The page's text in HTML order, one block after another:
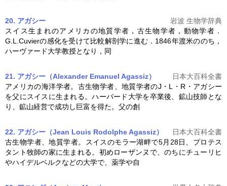
20. アガシー
岩波 生物学辞典
スイス生まれのアメリカの地質学者， 古生物学者，動物学者．
G.L.Cuvierの感化を受けて比較解剖学に進む．1846年渡米ののち，
ハーヴァード大学教授となり，同
21. アガシー（Alexander Emanuel Agassiz）
日本大百科全書
アメリカの海洋学者。 古生物学者、地質学者のJ・L・R・アガシー
を父にスイスに生まれる。ハーバード大学を卒業後、鉱山技師とな
り、鉱山経営で成功し巨富を得た。父の創
22. アガシー（Jean Louis Rodolphe Agassiz）
日本大百科全書
古生物学者、地質学者。スイスのモラー湖畔で5月28日、プロテス
タント牧師の家に生まれる。初めローザンヌで、のちにチューリヒ
やハイデルベルクなどの大学で、薬学や自